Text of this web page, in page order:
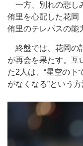
一方、別れの悲し
侑里を心配した花岡
侑里のテレパスの能
終盤では、花岡の
が再会を果たす。互
た2人は、“星空の下
がなくなる”という方